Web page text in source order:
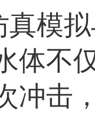
真模
体不
冲击